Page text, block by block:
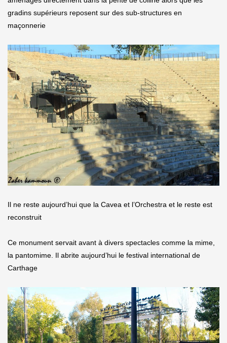
gradins supérieurs reposent sur des sub-structures en
maçonnerie
Il ne reste aujourd’hui que la Cavea et l’Orchestra et le reste est
reconstruit
Ce monument servait avant à divers spectacles comme la mime,
la pantomime. Il abrite aujourd’hui le festival international de
Carthage